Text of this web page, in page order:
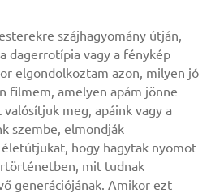
szájhagyomány útján,
dagerrotípia vagy a fénykép
elgondolkoztam azon, milyen jó
filmem, amelyen apám jönne
meg, apáink vagy a
szembe, elmondják
hogy hagytak nyomot
mit tudnak
generációjának. Amikor ezt